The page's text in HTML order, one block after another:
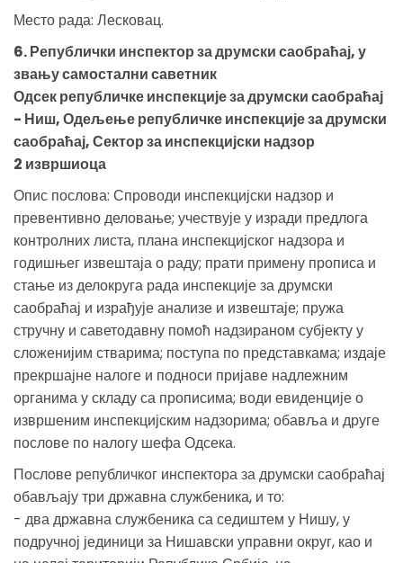
Место рада: Лесковац.
6. Републички инспектор за друмски саобраћај, у
звању самостални саветник
Одсек републичке инспекције за друмски саобраћај
- Ниш, Одељење републичке инспекције за друмски
саобраћај, Сектор за инспекцијски надзор
2 извршиоца
Опис послова: Спроводи инспекцијски надзор и
превентивно деловање; учествује у изради предлога
контролних листа, плана инспекцијског надзора и
годишњег извештаја о раду; прати примену прописа и
стање из делокруга рада инспекције за друмски
саобраћај и израђује анализе и извештаје; пружа
стручну и саветодавну помоћ надзираном субјекту у
сложенијим стварима; поступа по представкама; издаје
прекршајне налоге и подноси пријаве надлежним
органима у складу са прописима; води евиденције о
извршеним инспекцијским надзорима; обавља и друге
послове по налогу шефа Одсека.
Послове републичког инспектора за друмски саобраћај
обављају три државна службеника, и то:
- два државна службеника са седиштем у Нишу, у
подручној јединици за Нишавски управни округ, као и